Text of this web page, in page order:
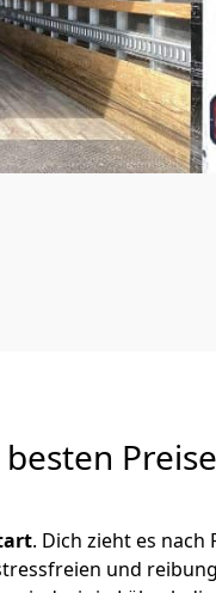
. Dich zieht es nach
und